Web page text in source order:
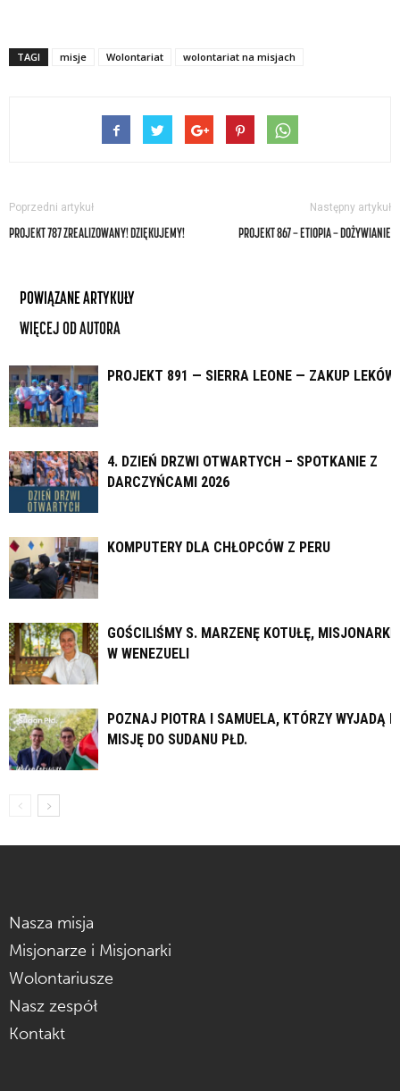
TAGI misje Wolontariat wolontariat na misjach
Poprzedni artykuł
PROJEKT 787 ZREALIZOWANY! DZIĘKUJEMY!
Następny artykuł
PROJEKT 867 — ETIOPIA — DOŻYWIANIE
POWIĄZANE ARTYKUŁY
WIĘCEJ OD AUTORA
PROJEKT 891 — SIERRA LEONE — ZAKUP LEKÓW
4. DZIEŃ DRZWI OTWARTYCH – SPOTKANIE Z
DARCZYŃCAMI 2026
KOMPUTERY DLA CHŁOPCÓW Z PERU
GOŚCILIŚMY S. MARZENĘ KOTUŁĘ, MISJONARKĘ
W WENEZUELI
POZNAJ PIOTRA I SAMUELA, KTÓRZY WYJADĄ
MISJĘ DO SUDANU PŁD.
Nasza misja
Misjonarze i Misjonarki
Wolontariusze
Nasz zespół
Kontakt